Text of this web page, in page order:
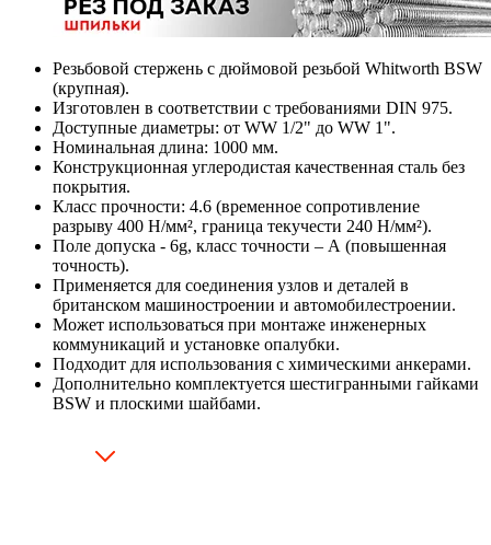
Резьбовой стержень с дюймовой резьбой Whitworth BSW
(крупная).
Изготовлен в соответствии с требованиями DIN 975.
Доступные диаметры: от WW 1/2" до WW 1".
Номинальная длина: 1000 мм.
Конструкционная углеродистая качественная сталь без
покрытия.
Класс прочности: 4.6 (временное сопротивление
разрыву 400 Н/мм², граница текучести 240 Н/мм²).
Поле допуска - 6g, класс точности – А (повышенная
точность).
Применяется для соединения узлов и деталей в
британском машиностроении и автомобилестроении.
Может использоваться при монтаже инженерных
коммуникаций и установке опалубки.
Подходит для использования с химическими анкерами.
Дополнительно комплектуется шестигранными гайками
BSW и плоскими шайбами.